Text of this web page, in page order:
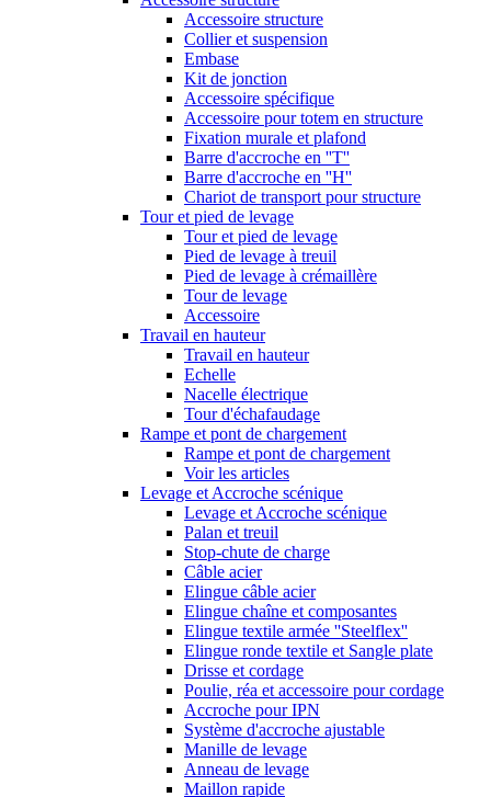
Accessoire structure
Collier et suspension
Embase
Kit de jonction
Accessoire spécifique
Accessoire pour totem en structure
Fixation murale et plafond
Barre d'accroche en ''T''
Barre d'accroche en ''H''
Chariot de transport pour structure
Tour et pied de levage
Tour et pied de levage
Pied de levage à treuil
Pied de levage à crémaillère
Tour de levage
Accessoire
Travail en hauteur
Travail en hauteur
Echelle
Nacelle électrique
Tour d'échafaudage
Rampe et pont de chargement
Rampe et pont de chargement
Voir les articles
Levage et Accroche scénique
Levage et Accroche scénique
Palan et treuil
Stop-chute de charge
Câble acier
Elingue câble acier
Elingue chaîne et composantes
Elingue textile armée ''Steelflex''
Elingue ronde textile et Sangle plate
Drisse et cordage
Poulie, réa et accessoire pour cordage
Accroche pour IPN
Système d'accroche ajustable
Manille de levage
Anneau de levage
Maillon rapide